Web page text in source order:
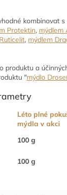
kombinovat
Protektin, mýdlem
, mýdlem
produktu a
"mýdlo
Léto plné
mýdla v akci
100 g
100 g